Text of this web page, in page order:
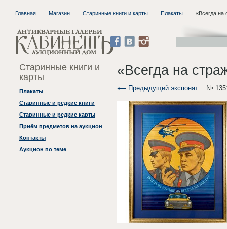
Главная Магазин Старинные книги и карты Плакаты «Всегда на
Старинные книги и
карты
Плакаты
Старинные и редкие книги
Старинные и редкие карты
Приём предметов на аукцион
Контакты
Аукцион по теме
«Всегда на
Предыдущий экспонат№